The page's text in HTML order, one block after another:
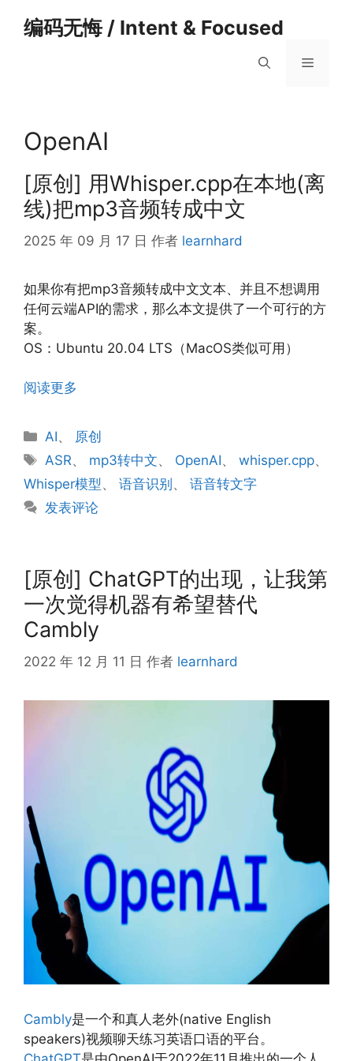
编码无悔 / Intent & Focused
菜
OpenAI
[原创] 用Whisper.cpp在本地(离
线)把mp3音频转成中文
2025 年 09 月 17 日 作者 learnhard
如果你有把mp3音频转成中文文本、并且不想调用
任何云端API的需求，那么本文提供了一个可行的方
案。
OS：Ubuntu 20.04 LTS（MacOS类似可用）
阅读更多
分
类
AI、 原创
标
签
ASR、 mp3转中文、 OpenAI、whisper.cpp、
Whisper模型、 语音识别 、 语音转文字
发表评论
[原创] ChatGPT的出现，让我第
一次觉得机器有希望替代
Cambly
2022 年 12 月 11 日 作者 learnhard
Cambly是一个和真人老外(native English
speakers)视频聊天练习英语口语的平台。